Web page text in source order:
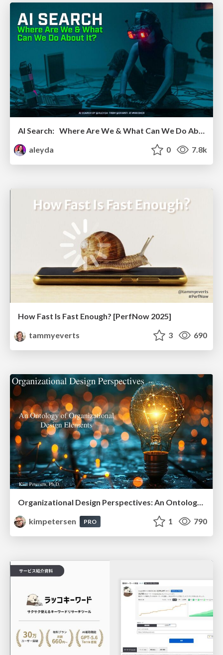
AI Search: Where Are We & What Can We Do About It?
aleyda
0 7.8k
How Fast Is Fast Enough? [PerfNow 2025]
tammyeverts
3 690
kimpetersen
PRO 1 790